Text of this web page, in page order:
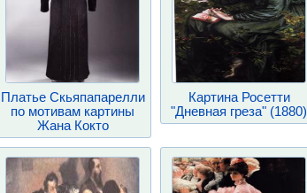
Платье Скьяпапарелли
по мотивам картины
Жана Кокто
Картина Росетти
"Дневная греза" (1880)